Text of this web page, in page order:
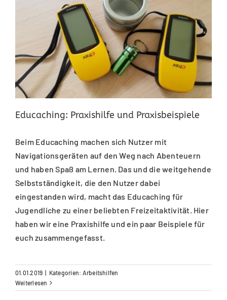
Educaching: Praxishilfe und Praxisbeispiele
Beim Educaching machen sich Nutzer mit
Navigationsgeräten auf den Weg nach Abenteuern
und haben Spaß am Lernen. Das und die weitgehende
Selbstständigkeit, die den Nutzer dabei
eingestanden wird, macht das Educaching für
Jugendliche zu einer beliebten Freizeitaktivität. Hier
haben wir eine Praxishilfe und ein paar Beispiele für
euch zusammengefasst.
01.01.2019 | Kategorien: Arbeitshilfen
Weiterlesen